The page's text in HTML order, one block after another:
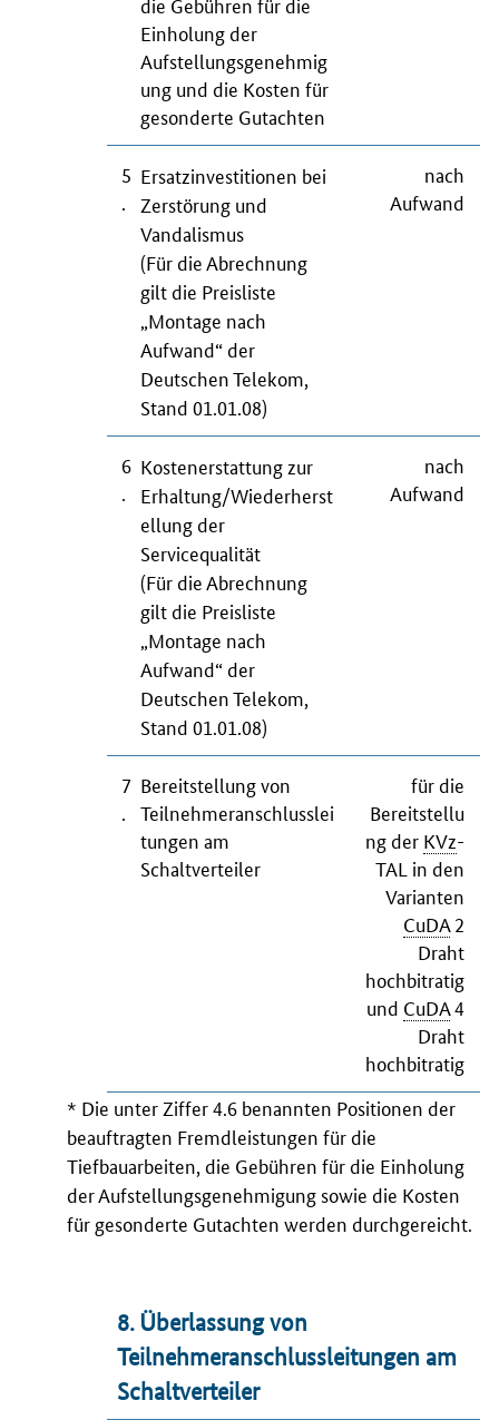
Einholung der
Aufstellungsgenehmig
ung und die Kosten für
gesonderte Gutachten
5 Ersatzinvestitionen bei
Zerstörung und
Vandalismus
(Für die Abrechnung
gilt die Preisliste
„Montage nach
Aufwand“ der
Deutschen Telekom,
Stand 01.01.08)
nach
Aufwand
6 Kostenerstattung zur
Erhaltung/Wiederherst
ellung der
Servicequalität
(Für die Abrechnung
gilt die Preisliste
„Montage nach
Aufwand“ der
Deutschen Telekom,
Stand 01.01.08)
nach
Aufwand
7 Bereitstellung von
Teilnehmeranschlusslei
tungen am
Schaltverteiler
für die
Bereitstellu
ng der KVz-
TAL in den
Varianten
CuDA 2
Draht
hochbitratig
und CuDA4
Draht
hochbitratig
* Die unter Ziffer 4.6 benannten Positionen der
beauftragten Fremdleistungen für die
Tiefbauarbeiten, die Gebühren für die Einholung
der Aufstellungsgenehmigung sowie die Kosten
für gesonderte Gutachten werden durchgereicht.
8. Überlassung von
Teilnehmeranschlussleitungen am
Schaltverteiler